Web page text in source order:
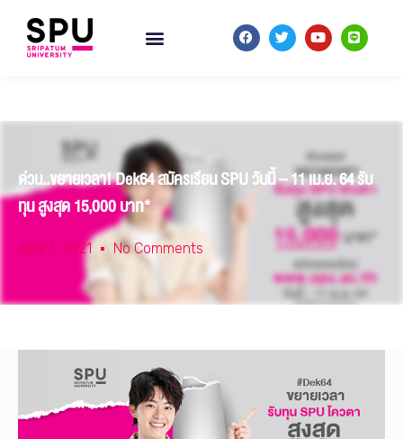
ด่วน..ขยายเวลา! Dek64 สมัครเรียน SPU วันนี้ – 11 เม.ย. 64 รับ
ทุน สูงสุด 15,000 บาท*
April 1, 2021 No Comments